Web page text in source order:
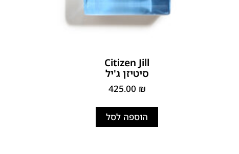
Citizen Jill
סיטיזן ג'יל
425.00 ₪
הוספה לסל